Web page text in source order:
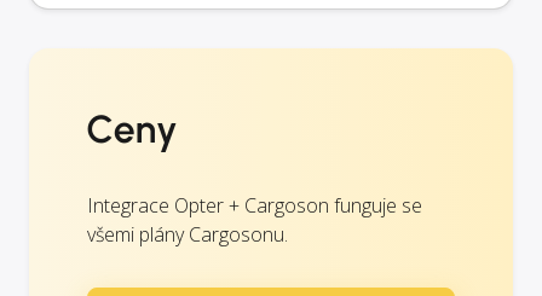
Ceny
Integrace Opter + Cargoson funguje se
všemi plány Cargosonu.